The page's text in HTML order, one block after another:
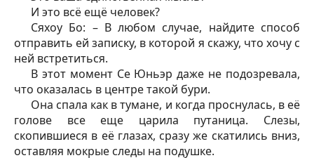
И это всё ещё человек?
Сяхоу Бо: – В любом случае, найдите способ
отправить ей записку, в которой я скажу, что хочу с
ней встретиться.
В этот момент Се Юньэр даже не подозревала,
что оказалась в центре такой бури.
Она спала как в тумане, и когда проснулась, в её
голове все еще царила путаница. Слезы,
скопившиеся в её глазах, сразу же скатились вниз,
оставляя мокрые следы на подушке.